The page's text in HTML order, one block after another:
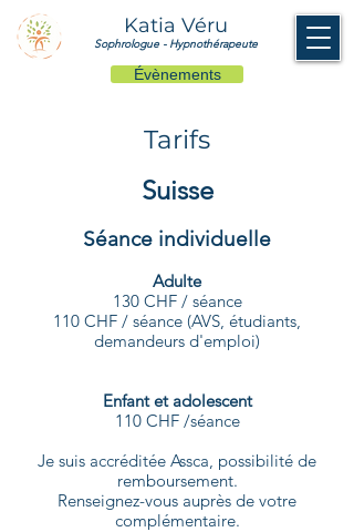
Katia Véru
Sophrologue - Hypnothérapeute
Évènements
Tarifs
Suisse
Séance individuelle
Adulte
130 CHF / séance
110 CHF / séance (AVS, étudiants,
demandeurs d'emploi)
Enfant et adolescent
110 CHF /séance
Je suis accréditée Assca, possibilité de
remboursement.
Renseignez-vous auprès de votre
complémentaire.